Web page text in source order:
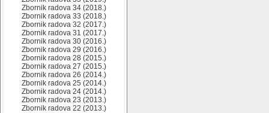
Zbornik radova 34 (2018.)
Zbornik radova 33 (2018.)
Zbornik radova 32 (2017.)
Zbornik radova 31 (2017.)
Zbornik radova 30 (2016.)
Zbornik radova 29 (2016.)
Zbornik radova 28 (2015.)
Zbornik radova 27 (2015.)
Zbornik radova 26 (2014.)
Zbornik radova 25 (2014.)
Zbornik radova 24 (2014.)
Zbornik radova 23 (2013.)
Zbornik radova 22 (2013.)